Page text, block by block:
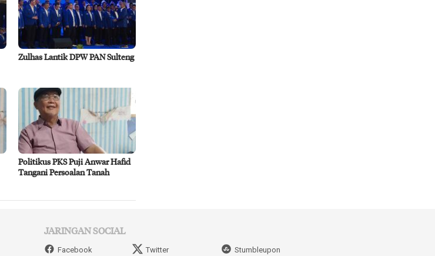
Zulhas Lantik DPW PAN Sulteng
Politikus PKS Puji Anwar Hafid
Tangani Persoalan Tanah
JARINGAN SOCIAL
Facebook Twitter Stumbleupon